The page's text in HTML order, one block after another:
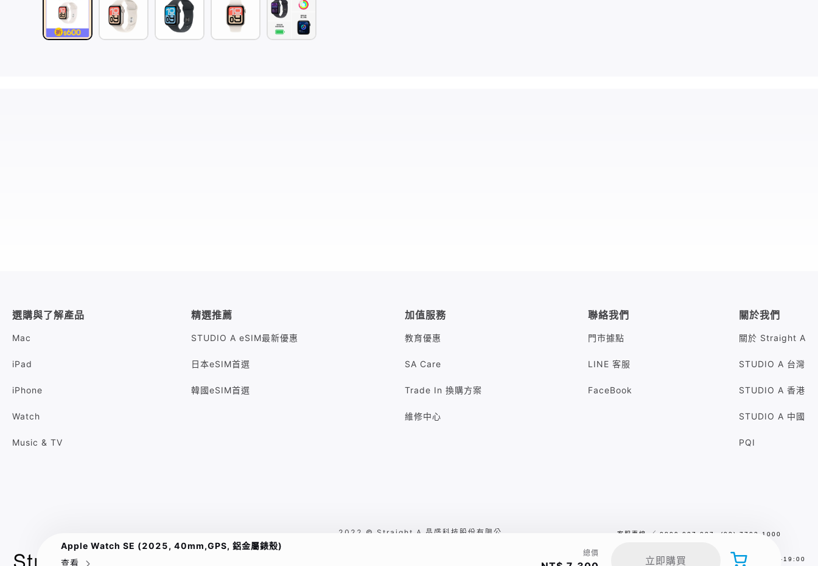
Apple Watch SE (2025, 40mm,GPS, 鋁金屬錶殼)
查看
總價
立即購買
選購與了解產品
Mac
iPad
iPhone
Watch
Music & TV
精選推薦
STUDIO A eSIM最新優惠
日本eSIM首選
韓國eSIM首選
加值服務
教育優惠
SA Care
Trade In 換購方案
維修中心
聯絡我們
門市據點
LINE 客服
FaceBook
關於我們
關於 Straight A
STUDIO A 台灣
STUDIO A 香港
STUDIO A 中國
PQI
2022 © Straight A 晶盛科技股份有限公
客服專線 ╱
0809-027-027 (02) 7702-1000
服務時間 ╱ 平日／假日10:00 - 13:00，14:00-19:00